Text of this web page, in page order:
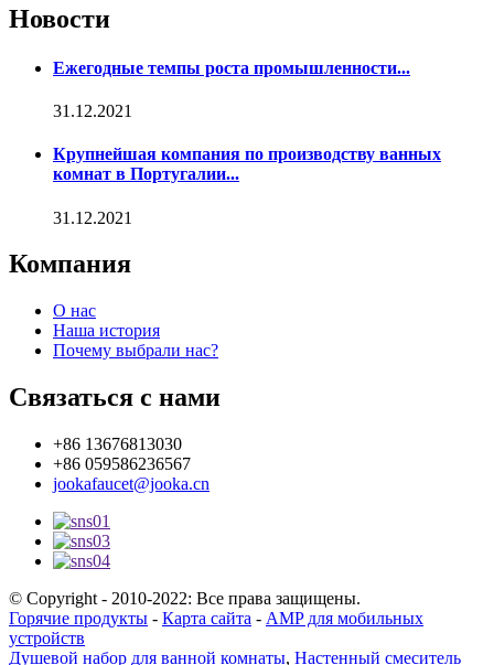
Новости
Ежегодные темпы роста промышленности...
31.12.2021
Крупнейшая компания по производству ванных
комнат в Португалии...
31.12.2021
Компания
О нас
Наша история
Почему выбрали нас?
Связаться с нами
+86 13676813030
+86 059586236567
jookafaucet@jooka.cn
© Copyright - 2010-2022: Все права защищены.
Горячие продукты - Карта сайта - AMP для мобильных
устройств
Душевой набор для ванной комнаты, Настенный смеситель